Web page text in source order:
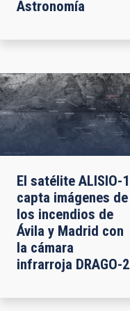
Astronomía
El satélite ALISIO-1
capta imágenes de
los incendios de
Ávila y Madrid con
la cámara
infrarroja DRAGO-2